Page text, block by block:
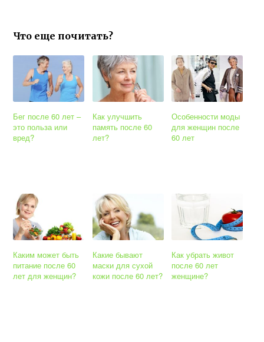
Что еще почитать?
Бег после 60 лет –
это польза или
вред?
Как улучшить
память после 60
лет?
Особенности моды
для женщин после
60 лет
Каким может быть
питание после 60
лет для женщин?
Какие бывают
маски для сухой
кожи после 60 лет?
Как убрать живот
после 60 лет
женщине?